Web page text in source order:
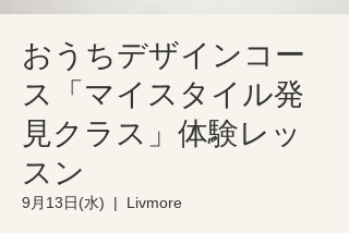
おうちデザインコー
ス「マイスタイル発
見クラス」体験レッ
スン
9月13日(水)
  |
Livmore